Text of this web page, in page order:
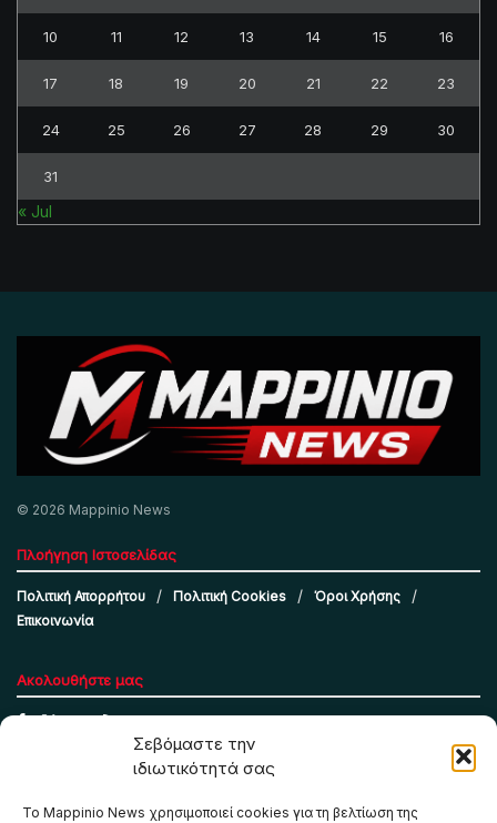
Σεβόμαστε την
ιδιωτικότητά σας
Το Mappinio News χρησιμοποιεί cookies για τη βελτίωση της
10 11 12 13 14 15 16
17 18 19 20 21 22 23
24 25 26 27 28 29 30
31
« Jul
© 2026 Mappinio News
Πλοήγηση Ιστοσελίδας
Πολιτική Απορρήτου Πολιτική Cookies
Όροι Χρήσης
Επικοινωνία
Ακολουθήστε μας